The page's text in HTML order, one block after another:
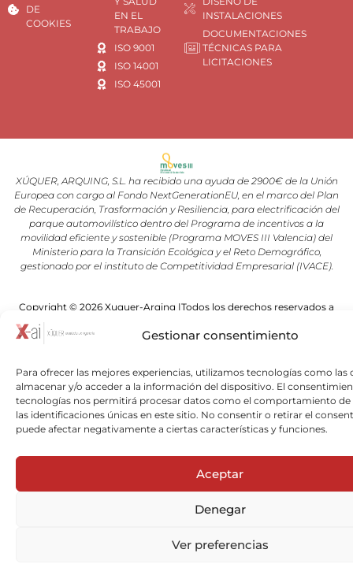
Gestionar consentimiento
Para ofrecer las mejores experiencias, utilizamos tecnologías como las
almacenar y/o acceder a la información del dispositivo. El
tecnologías nos permitirá procesar datos como el comportamiento de
las identificaciones únicas en este sitio. No consentir o retirar el
puede afectar negativamente a ciertas características y funciones.
Aceptar
Denegar
Ver preferencias
DE
COOKIES
EN EL
TRABAJO
ISO 9001
ISO 14001
ISO 45001
INSTALACIONES
DOCUMENTACIONES
TÉCNICAS PARA
LICITACIONES
XÚQUER, ARQUING, S.L. ha recibido una ayuda de 2900€ de la Unión
Europea con cargo al Fondo NextGenerationEU, en el marco del Plan
de Recuperación, Trasformación y Resiliencia, para electrificación del
parque automovilístico dentro del Programa de incentivos a la
movilidad eficiente y sostenible (Programa MOVES III Valencia) del
Ministerio para la Transición Ecológica y el Reto Demográfico,
gestionado por el instituto de Competitividad Empresarial (IVACE).
Copyright © 2026 Xuquer-Arqing |Todos los derechos reservados a